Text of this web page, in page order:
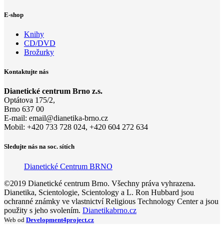
E-shop
Knihy
CD/DVD
Brožurky
Kontaktujte nás
Dianetické centrum Brno z.s.
Optátova 175/2,
Brno 637 00
E-mail: email@dianetika-brno.cz
Mobil: +420 733 728 024, +420 604 272 634
Sledujte nás na soc. sítích
Dianetické Centrum BRNO
©2019 Dianetické centrum Brno. Všechny práva vyhrazena.
Dianetika, Scientologie, Scientology a L. Ron Hubbard jsou
ochranné známky ve vlastnictví Religious Technology Center a jsou
použity s jeho svolením. Dianetikabrno.cz
Web od Development4project.cz